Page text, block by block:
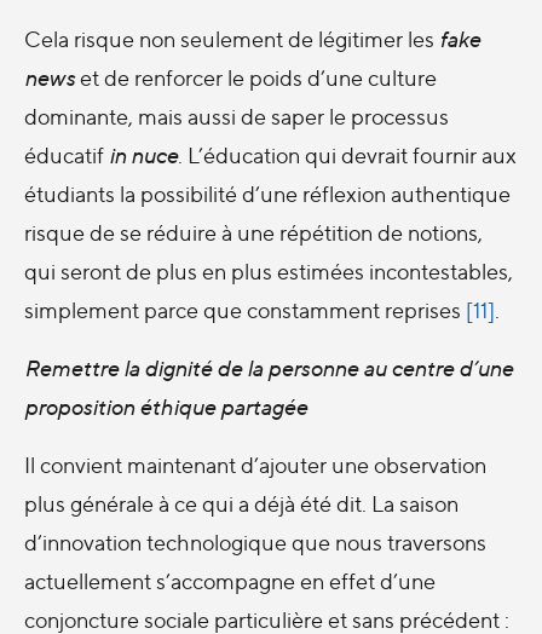
Cela risque non seulement de légitimer les fake
newset de renforcer le poids d’une culture
dominante, mais aussi de saper le processus
éducatif in nuce. L’éducation qui devrait fournir aux
étudiants la possibilité d’une réflexion authentique
risque de se réduire à une répétition de notions,
qui seront de plus en plus estimées incontestables,
simplement parce que constamment reprises [11]
Remettre la dignité de la personne au centre d’une
proposition éthique partagée
Il convient maintenant d’ajouter une observation
plus générale à ce qui a déjà été dit. La saison
d’innovation technologique que nous traversons
actuellement s’accompagne en effet d’une
conjoncture sociale particulière et sans précédent :